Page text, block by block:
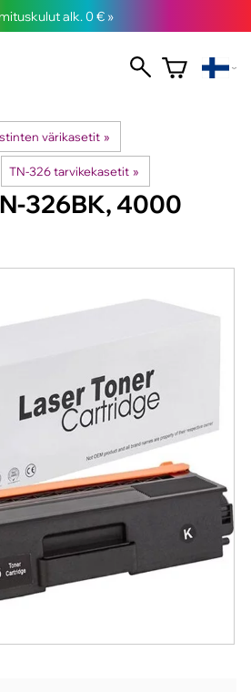
alk. 0 € »
värikasetit ‪»
TN-326 tarvikekasetit ‪»
326BK, 4000